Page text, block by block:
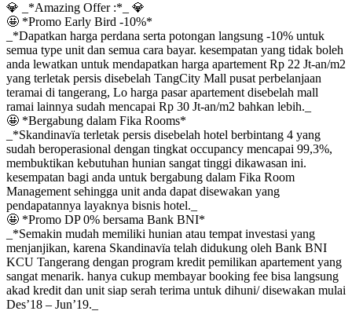
💎 _*Amazing Offer :*_ 💎
🤩 *Promo Early Bird -10%*
_*Dapatkan harga perdana serta potongan langsung -10% untuk
semua type unit dan semua cara bayar. kesempatan yang tidak boleh
anda lewatkan untuk mendapatkan harga apartement Rp 22 Jt-an/m2
yang terletak persis disebelah TangCity Mall pusat perbelanjaan
teramai di tangerang, Lo harga pasar apartement disebelah mall
ramai lainnya sudah mencapai Rp 30 Jt-an/m2 bahkan lebih._
🤩 *Bergabung dalam Fika Rooms*
_*Skandinavïa terletak persis disebelah hotel berbintang 4 yang
sudah beroperasional dengan tingkat occupancy mencapai 99,3%,
membuktikan kebutuhan hunian sangat tinggi dikawasan ini.
kesempatan bagi anda untuk bergabung dalam Fika Room
Management sehingga unit anda dapat disewakan yang
pendapatannya layaknya bisnis hotel._
🤩 *Promo DP 0% bersama Bank BNI*
_*Semakin mudah memiliki hunian atau tempat investasi yang
menjanjikan, karena Skandinavïa telah didukung oleh Bank BNI
KCU Tangerang dengan program kredit pemilikan apartement yang
sangat menarik. hanya cukup membayar booking fee bisa langsung
akad kredit dan unit siap serah terima untuk dihuni/ disewakan mulai
Des’18 – Jun’19._